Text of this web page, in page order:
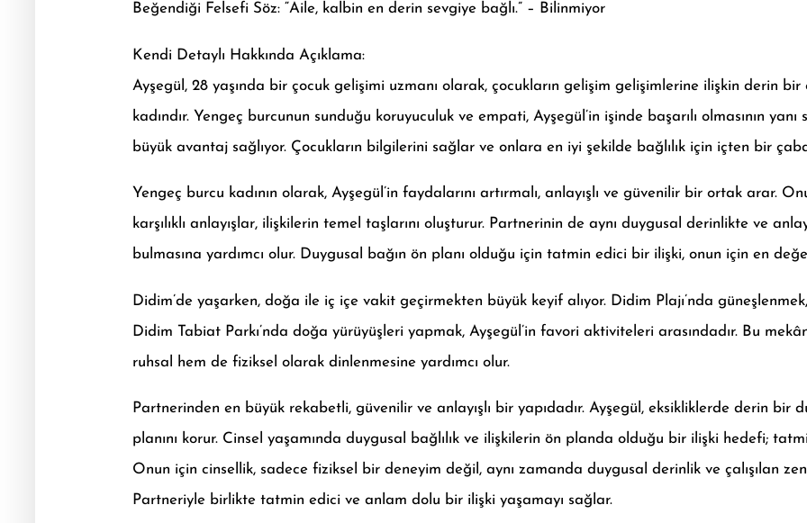
Beğendiği Felsefi Söz: “Aile, kalbin en derin sevgiye bağlı.” – Bilinmiyor
Kendi Detaylı Hakkında Açıklama:
Ayşegül, 28 yaşında bir çocuk gelişimi uzmanı olarak, çocukların gelişim gelişimlerine ilişkin derin
kadındır. Yengeç burcunun sunduğu koruyuculuk ve empati, Ayşegül’in işinde başarılı olmasının
büyük avantaj sağlıyor. Çocukların bilgilerini sağlar ve onlara en iyi şekilde bağlılık için içten bir
Yengeç burcu kadının olarak, Ayşegül’in faydalarını artırmalı, anlayışlı ve güvenilir bir ortak arar.
karşılıklı anlayışlar, ilişkilerin temel taşlarını oluşturur. Partnerinin de aynı duygusal derinlikte ve
bulmasına yardımcı olur. Duygusal bağın ön planı olduğu için tatmin edici bir ilişki, onun için en
Didim’de yaşarken, doğa ile iç içe vakit geçirmekten büyük keyif alıyor. Didim Plajı’nda
Didim Tabiat Parkı’nda doğa yürüyüşleri yapmak, Ayşegül’in favori aktiviteleri arasındadır. Bu
ruhsal hem de fiziksel olarak dinlenmesine yardımcı olur.
Partnerinden en büyük rekabetli, güvenilir ve anlayışlı bir yapıdadır. Ayşegül, eksikliklerde derin bir
planını korur. Cinsel yaşamında duygusal bağlılık ve ilişkilerin ön planda olduğu bir ilişki hedefi;
Onun için cinsellik, sadece fiziksel bir deneyim değil, aynı zamanda duygusal derinlik ve çalışılan
Partneriyle birlikte tatmin edici ve anlam dolu bir ilişki yaşamayı sağlar.